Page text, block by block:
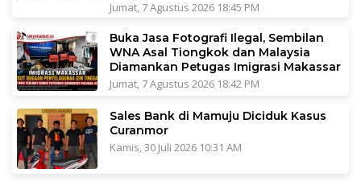
Jumat, 7 Agustus 2026 18:45 PM
Buka Jasa Fotografi Ilegal, Sembilan
WNA Asal Tiongkok dan Malaysia
Diamankan Petugas Imigrasi Makassar
Jumat, 7 Agustus 2026 18:42 PM
Sales Bank di Mamuju Diciduk Kasus
Curanmor
Kamis, 30 Juli 2026 10:31 AM